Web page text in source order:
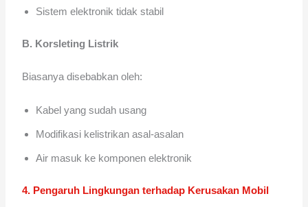
Sistem elektronik tidak stabil
B. Korsleting Listrik
Biasanya disebabkan oleh:
Kabel yang sudah usang
Modifikasi kelistrikan asal-asalan
Air masuk ke komponen elektronik
4. Pengaruh Lingkungan terhadap Kerusakan Mobil